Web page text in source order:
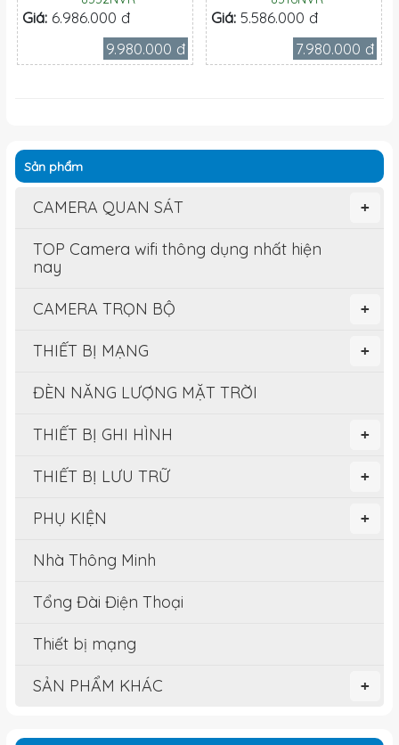
Giá: 6.986.000 đ
9.980.000 đ
Giá: 5.586.000 đ
7.980.000 đ
Sản phẩm
+
CAMERA QUAN SÁT
TOP Camera wifi thông dụng nhất hiện
nay
+
CAMERA TRỌN BỘ
+
THIẾT BỊ MẠNG
ĐÈN NĂNG LƯỢNG MẶT TRỜI
+
THIẾT BỊ GHI HÌNH
+
THIẾT BỊ LƯU TRỮ
+
PHỤ KIỆN
Nhà Thông Minh
Tổng Đài Điện Thoại
Thiết bị mạng
+
SẢN PHẨM KHÁC